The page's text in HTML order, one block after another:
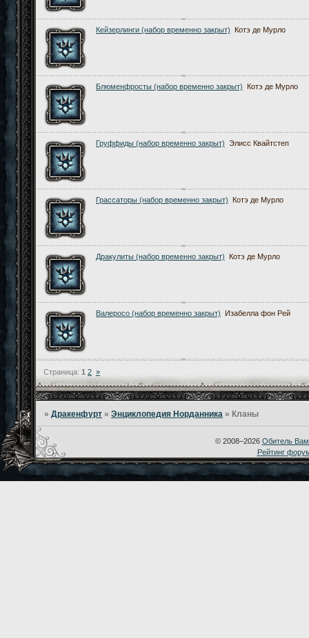
Кейзерлинги (набор временно закрыт) Котэ де Мурло
Блюменфросты (набор временно закрыт) Котэ де Мурло
Груффиды (набор временно закрыт) Элисс Квайтстеп
Грассаторы (набор временно закрыт) Котэ де Мурло
Дракулиты (набор временно закрыт) Котэ де Мурло
Валеросо (набор временно закрыт) Изабелла фон Рей
Страница: 1 2 »
»Дракенфурт »Энциклопедия Норданника » Кланы
Рейтинг
© 2008–2026 Обитель